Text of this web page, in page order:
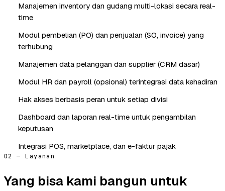
Manajemen inventory dan gudang multi-lokasi secara real-
time
Modul pembelian (PO) dan penjualan (SO, invoice) yang
terhubung
Manajemen data pelanggan dan supplier (CRM dasar)
Modul HR dan payroll (opsional) terintegrasi data kehadiran
Hak akses berbasis peran untuk setiap divisi
Dashboard dan laporan real-time untuk pengambilan
keputusan
Integrasi POS, marketplace, dan e-faktur pajak
02 — Layanan
Yang bisa kami bangun untuk